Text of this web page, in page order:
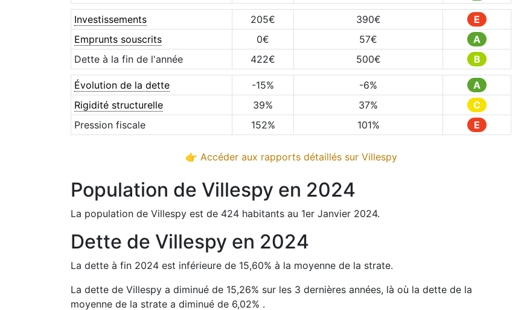
Investissements 205€ 390€
E
Emprunts souscrits
0€ 57€
A
Dette à la fin de l'année
422€ 500€ B
Évolution de la dette -15% -6%
A
Rigidité structurelle
39% 37%
C
Pression fiscale
152% 101% E
👉 Accéder aux rapports détaillés sur Villespy
Population de Villespy en 2024
La population de Villespy est de 424 habitants au 1er Janvier 2024.
Dette de Villespy en 2024
La dette à fin 2024 est inférieure de 15,60% à la moyenne de la strate.
La dette de Villespy a diminué de 15,26% sur les 3 dernières années, là où la dette de la
moyenne de la strate a diminué de 6,02% .